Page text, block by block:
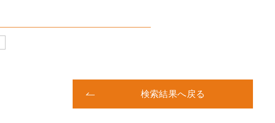
検索結果へ戻る